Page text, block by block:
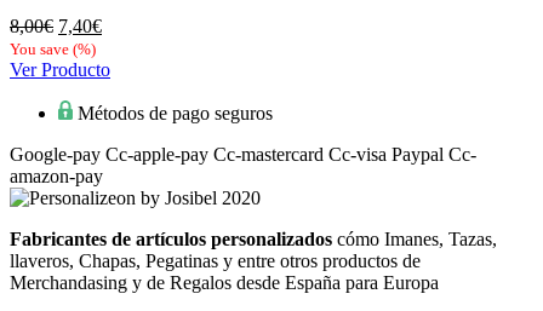
8,00€ El
precio
original
8,00€.
7,40€El
actual
7,40€.
You save (%)
Ver Producto
Métodos de pago seguros
Google-pay Cc-apple-pay Cc-mastercard Cc-visa Paypal Cc-
amazon-pay
Fabricantes de artículos personalizados cómo Imanes, Tazas,
llaveros, Chapas, Pegatinas y entre otros productos de
Merchandasing y de Regalos desde España para Europa